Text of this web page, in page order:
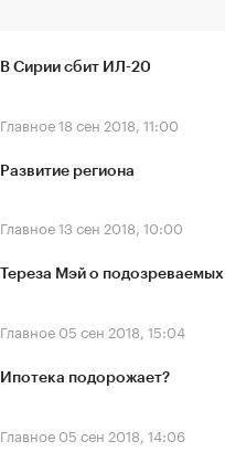
В Сирии сбит ИЛ-20
Главное18 сен 2018, 11:00
Развитие региона
Главное13 сен 2018, 10:00
Тереза Мэй о подозреваемых
Главное 05 сен 2018, 15:04
Ипотека подорожает?
Главное 05 сен 2018, 14:06